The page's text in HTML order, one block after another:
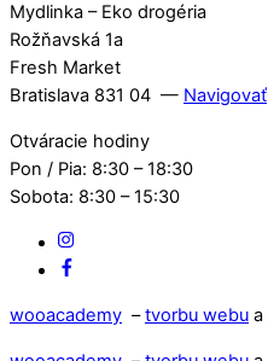
Mydlinka – Eko drogéria
Rožňavská 1a
Fresh Market
Bratislava 831 04 — Navigovať
Otváracie hodiny
Pon / Pia: 8:30 – 18:30
Sobota: 8:30 – 15:30
wooacademy –tvorbu webu a